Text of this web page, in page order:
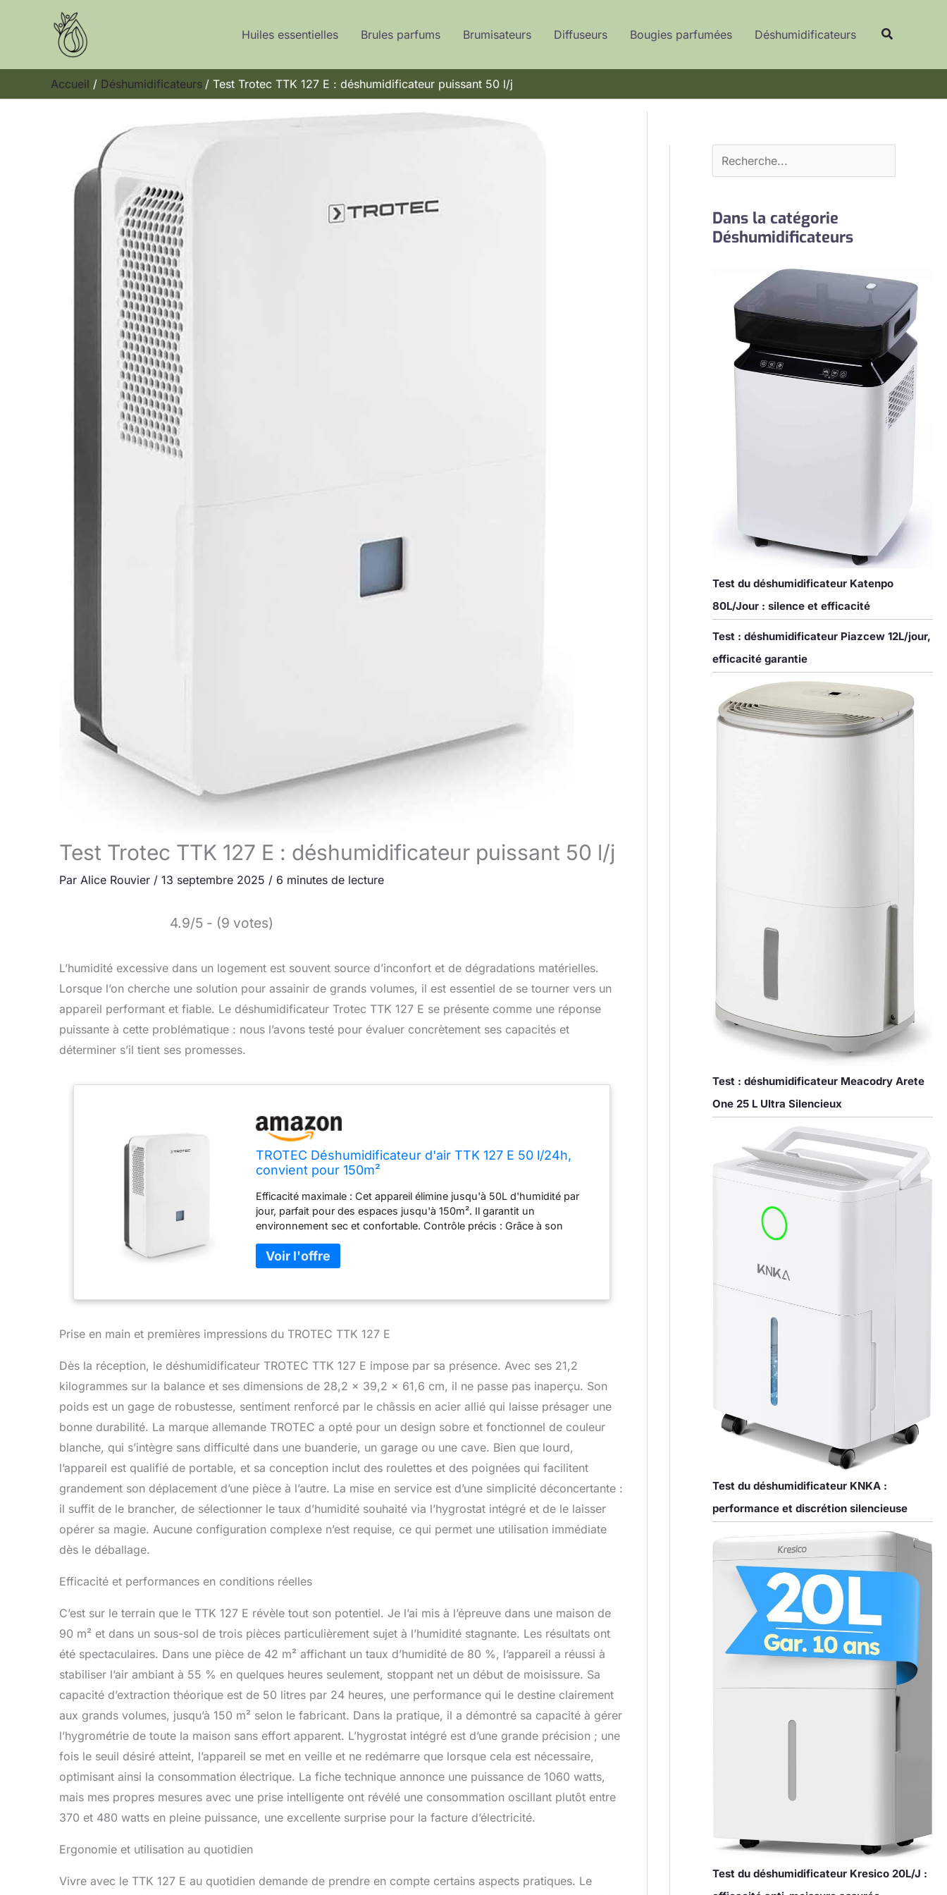
Huiles essentielles Brules parfums Brumisateurs Diffuseurs Bougies parfumées Déshumidificateurs
Accueil Déshumidificateurs Test Trotec TTK 127 E : déshumidificateur puissant 50 l/j
Test Trotec TTK 127 E : déshumidificateur puissant 50 l/j
Par Alice Rouvier / 13 septembre 2025 / 6 minutes de lecture
4.9/5 - (9 votes)
L’humidité excessive dans un logement est souvent source d’inconfort et de dégradations matérielles.
Lorsque l’on cherche une solution pour assainir de grands volumes, il est essentiel de se tourner vers un
appareil performant et fiable. Le déshumidificateur Trotec TTK 127 E se présente comme une réponse
puissante à cette problématique : nous l’avons testé pour évaluer concrètement ses capacités et
déterminer s’il tient ses promesses.
TROTEC Déshumidificateur d'air TTK 127 E 50 l/24h,
convient pour 150m²
Efficacité maximale : Cet appareil élimine jusqu'à 50L d'humidité par
jour, parfait pour des espaces jusqu'à 150m². Il garantit un
environnement sec et confortable. Contrôle précis : Grâce à son
souhaité, offrant un fonctionnement automatique ou continu. Praticité
: Équipé d'un voyant de réservoir plein et d'un enrouleur de câble, il
Polyvalence : Avec un ventilateur à deux vitesses et une protection
sécurité maximale. Évacuation continue ou bac de 6L : Doté d'un
permettant un fonctionnement sans interruption.
Prise en main et premières impressions du TROTEC TTK 127 E
Dès la réception, le déshumidificateur TROTEC TTK 127 E impose par sa présence. Avec ses 21,2
kilogrammes sur la balance et ses dimensions de 28,2 x 39,2 x 61,6 cm, il ne passe pas inaperçu. Son
poids est un gage de robustesse, sentiment renforcé par le châssis en acier allié qui laisse présager une
bonne durabilité. La marque allemande TROTEC a opté pour un design sobre et fonctionnel de couleur
blanche, qui s’intègre sans difficulté dans une buanderie, un garage ou une cave. Bien que lourd,
l’appareil est qualifié de portable, et sa conception inclut des roulettes et des poignées qui facilitent
grandement son déplacement d’une pièce à l’autre. La mise en service est d’une simplicité déconcertante :
il suffit de le brancher, de sélectionner le taux d’humidité souhaité via l’hygrostat intégré et de le laisser
opérer sa magie. Aucune configuration complexe n’est requise, ce qui permet une utilisation immédiate
dès le déballage.
Efficacité et performances en conditions réelles
C’est sur le terrain que le TTK 127 E révèle tout son potentiel. Je l’ai mis à l’épreuve dans une maison de
90 m² et dans un sous-sol de trois pièces particulièrement sujet à l’humidité stagnante. Les résultats ont
été spectaculaires. Dans une pièce de 42 m² affichant un taux d’humidité de 80 %, l’appareil a réussi à
stabiliser l’air ambiant à 55 % en quelques heures seulement, stoppant net un début de moisissure. Sa
capacité d’extraction théorique est de 50 litres par 24 heures, une performance qui le destine clairement
aux grands volumes, jusqu’à 150 m² selon le fabricant. Dans la pratique, il a démontré sa capacité à gérer
l’hygrométrie de toute la maison sans effort apparent. L’hygrostat intégré est d’une grande précision ; une
fois le seuil désiré atteint, l’appareil se met en veille et ne redémarre que lorsque cela est nécessaire,
optimisant ainsi la consommation électrique. La fiche technique annonce une puissance de 1060 watts,
mais mes propres mesures avec une prise intelligente ont révélé une consommation oscillant plutôt entre
370 et 480 watts en pleine puissance, une excellente surprise pour la facture d’électricité.
Ergonomie et utilisation au quotidien
Vivre avec le TTK 127 E au quotidien demande de prendre en compte certains aspects pratiques. Le
e
e
c
r
Dans la catégorie
Déshumidificateurs
Test du déshumidificateur Katenpo
80L/Jour : silence et efficacité
Test : déshumidificateur Piazcew 12L/jour,
efficacité garantie
Test : déshumidificateur Meacodry Arete
One 25 L Ultra Silencieux
Test du déshumidificateur KNKA :
performance et discrétion silencieuse
Test du déshumidificateur Kresico 20L/J :